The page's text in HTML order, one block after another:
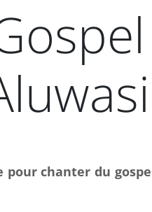
chanter du